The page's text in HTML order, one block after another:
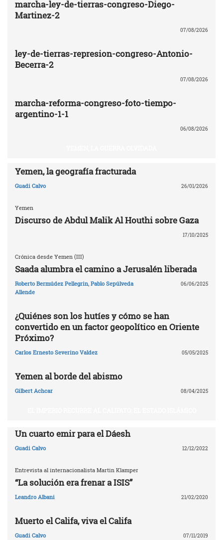
marcha-ley-de-tierras-congreso-Diego-
Martinez-2
07/08/2026
ley-de-tierras-represion-congreso-Antonio-
Becerra-2
07/08/2026
marcha-reforma-congreso-foto-tiempo-
argentino-1-1
06/08/2026
Yemen, la geografía fracturada
Guadi Calvo 26/01/2026
Yemen
Discurso de Abdul Malik Al Houthi sobre Gaza
17/10/2025
Crónica desde Yemen (III)
Saada alumbra el camino a Jerusalén liberada
Roberto Bermúdez Pellegrin, Pablo Sepúlveda
Allende
06/06/2025
¿Quiénes son los hutíes y cómo se han
convertido en un factor geopolítico en Oriente
Próximo?
Carlos Ernesto Severino Valdez 05/05/2025
Yemen al borde del abismo
Gilbert Achcar 08/04/2025
Un cuarto emir para el Dáesh
Guadi Calvo 12/12/2022
Entrevista al internacionalista Martin Klamper
“La solución era frenar a ISIS”
Leandro Albani 21/02/2020
Muerto el Califa, viva el Califa
Guadi Calvo 07/11/2019